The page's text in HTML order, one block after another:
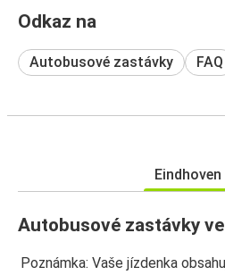
Odkaz na
Autobusové zastávky FAQ
Eindhoven
Autobusové zastávky
Poznámka: Vaše jízdenka